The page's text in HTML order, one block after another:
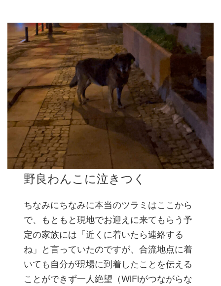
野良わんこに泣きつく
ちなみにちなみに本当のツラミはここから
で、もともと現地でお迎えに来てもらう予
定の家族には「近くに着いたら連絡する
ね」と言っていたのですが、合流地点に着
いても自分が現場に到着したことを伝える
ことができず一人絶望（WiFiがつながらな